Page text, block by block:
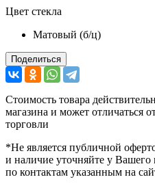
Цвет стекла
Матовый (б/ц)
Поделиться
Стоимость товара
магазина и может отличаться
торговли
*Не является публичной
и наличие уточняйте у
по контактам указанным на